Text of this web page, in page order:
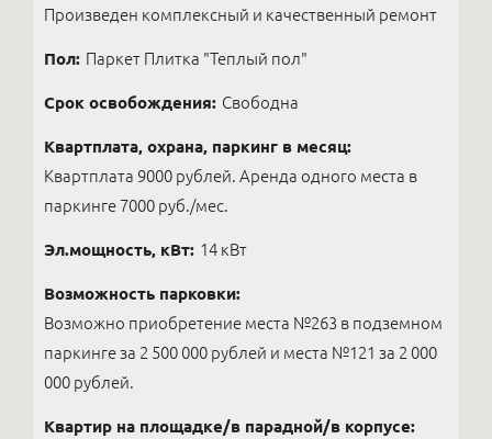
Произведен комплексный и качественный ремонт
Пол: Паркет Плитка "Теплый пол"
Срок освобождения: Свободна
Квартплата, охрана, паркинг в месяц:
Квартплата 9000 рублей. Аренда одного места в
паркинге 7000 руб./мес.
Эл.мощность, кВт: 14 кВт
Возможность парковки:
Возможно приобретение места №263 в подземном
паркинге за 2 500 000 рублей и места №121 за 2 000
000 рублей.
Квартир на площадке/в парадной/в корпусе: